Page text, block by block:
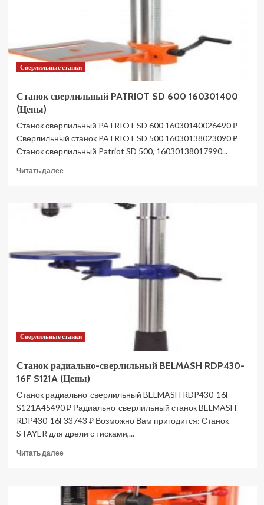
Сверлильные станки
Станок сверлильный PATRIOT SD 600 160301400
(Цены)
Станок сверлильный PATRIOT SD 600 16030140026490 ₽
Сверлильный станок PATRIOT SD 500 16030138023090 ₽
Станок сверлильный Patriot SD 500, 16030138017990...
Читать далееПрочитать
Станок
160301400
(Цены)
Сверлильные станки
Станок радиально-сверлильный BELMASH RDP430-
16F S121A (Цены)
Станок радиально-сверлильный BELMASH RDP430-16F
S121A45490 ₽ Радиально-сверлильный станок BELMASH
RDP430-16F33743 ₽ Возможно Вам пригодится: Станок
STAYER для дрели с тисками,...
Читать далееПрочитать
Станок
радиально-